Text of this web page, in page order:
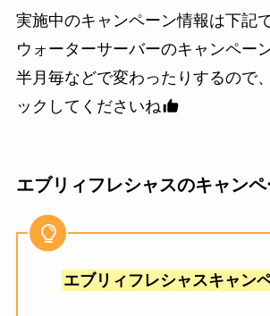
実施中のキャンペーン情報は下記で
ウォーターサーバーのキャンペー
半月毎などで変わったりするので
ックしてくださいね
エブリィフレシャスのキャン
エブリィフレシャスキャン